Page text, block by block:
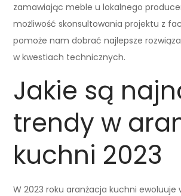
zamawiając meble u lokalnego
możliwość skonsultowania projektu z
pomoże nam dobrać najlepsze
w kwestiach technicznych.
Jakie są
trendy w
kuchni 2023
W 2023 roku aranżacja kuchni ewoluuje